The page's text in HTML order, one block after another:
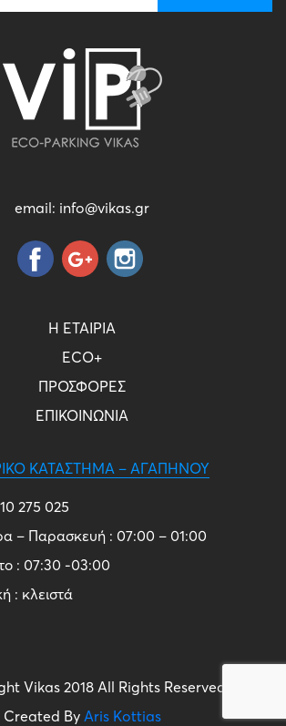
email: info@vikas.gr
Η ΕΤΑΙΡΙΑ
ECO+
ΠΡΟΣΦΟΡΕΣ
ΕΠΙΚΟΙΝΩΝΙΑ
ΚΑΤΆΣΤΗΜΑ – ΑΓΑΠΗΝΟΎ
275 025
– Παρασκευή : 07:00 – 01:00
: 07:30 -03:00
: κλειστά
Vikas 2018 All Rights Reserved
Created By Aris Kottias